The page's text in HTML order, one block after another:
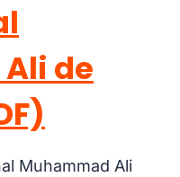
de
Muhammad Ali